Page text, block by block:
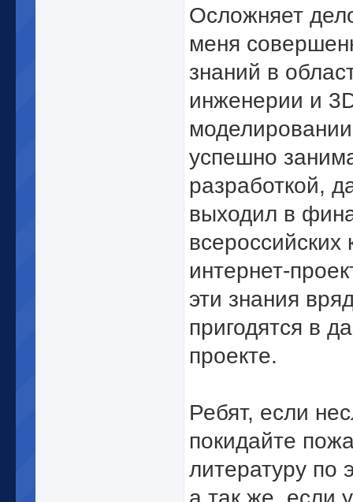
Осложняет
меня
знаний в
инженерии и
успешно
разработкой,
выходил в
всероссийских
интернет-
эти знания
пригодятся в
проекте.
Ребят, если
покидайте
литературу по